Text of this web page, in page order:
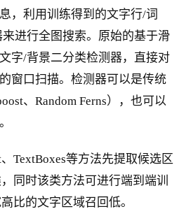
，利用训练得到的文字行/词
进行全图搜索。原始的基于滑
字/背景二分类检测器，直接对
窗口扫描。检测器可以是传统
、Random Ferns），也可以
TextBoxes等方法先提取候选区
同时该类方法可进行端到端训
比的文字区域召回低。